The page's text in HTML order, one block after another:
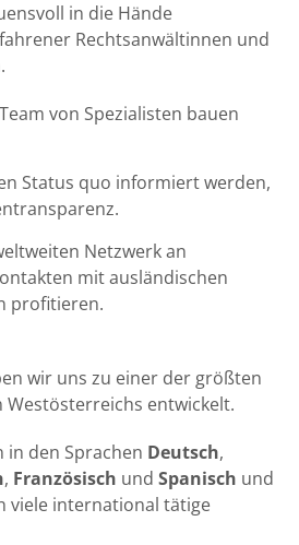
in die Hände
Rechtsanwältinnen und
von Spezialisten bauen
Status quo informiert werden,
Netzwerk an
mit ausländischen
profitieren.
wir uns zu einer der größten
entwickelt.
den Sprachen Deutsch,
, Französisch und Spanisch und
viele international tätige